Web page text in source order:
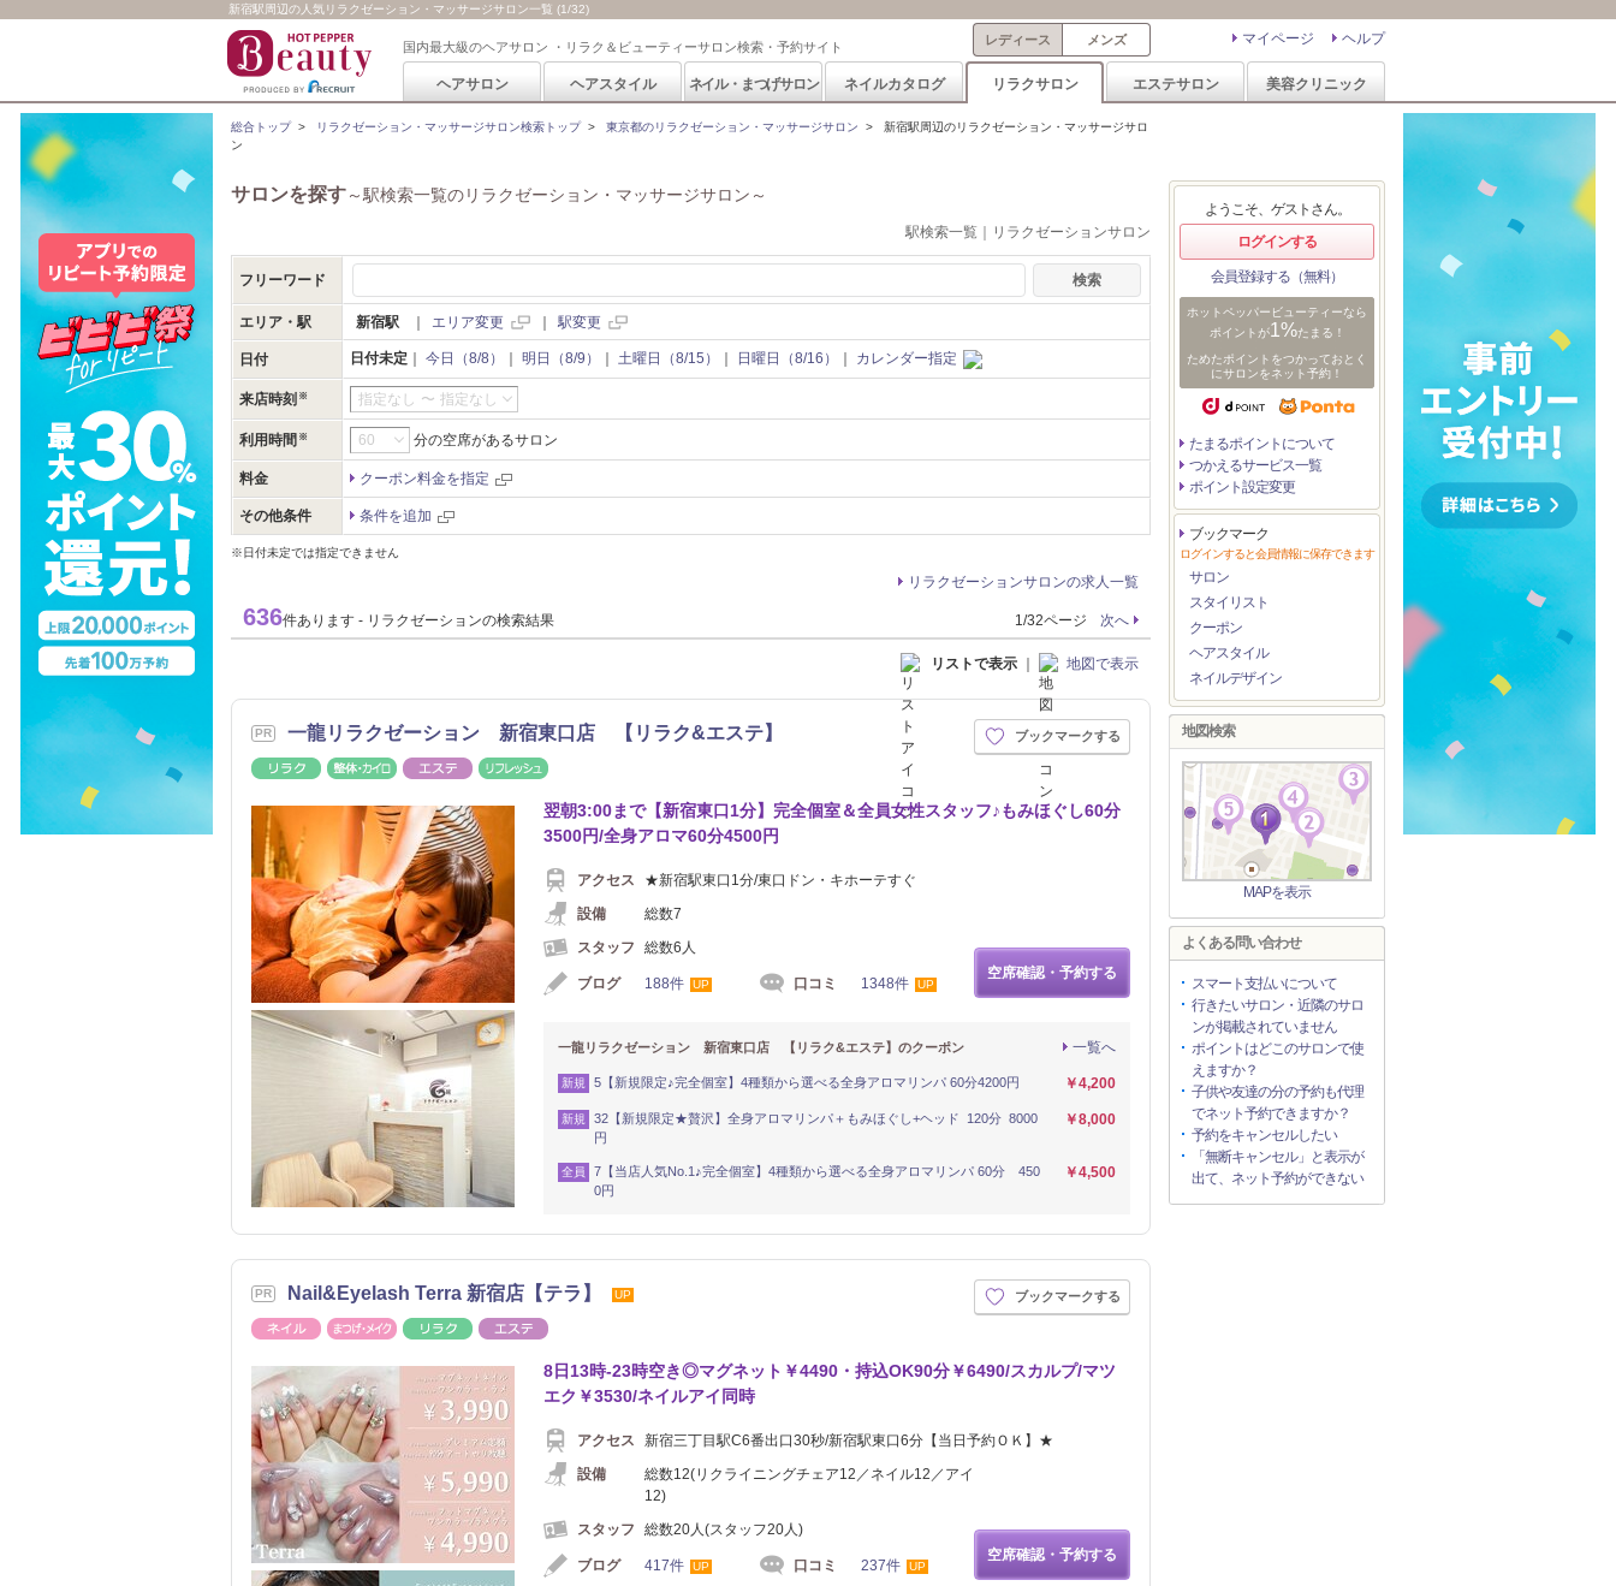
新宿駅周辺の人気リラクゼーション・マッサージサロン一覧 (1/32)
国内最大級のヘアサロン ・リラク＆ビューティーサロン検索・予約サイト ヘルプ
マイページ
レディース メンズ
ヘアサロン ヘアスタイル ネイル・まつげサロン ネイルカタログ リラクサロン エステサロン 美容クリニック
総合トップ> リラクゼーション・マッサージサロン検索トップ> 東京都のリラクゼーション・マッサージサロン > 新宿駅周辺のリラクゼーション・マッサージサロ
ン
サロンを探す～駅検索一覧のリラクゼーション・マッサージサロン～
駅検索一覧｜リラクゼーションサロン
フリーワード
エリア・駅 新宿駅 エリア変更 駅変更
日付 日付未定 今日（8/8） 明日（8/9） 土曜日（8/15） 日曜日（8/16） カレンダー指定
来店時刻 指定なし 〜 指定なし
利用時間 分の空席があるサロン
料金 クーポン料金を指定
その他条件 条件を追加
※日付未定では指定できません
リラクゼーションサロンの求人一覧
636件あります - リラクゼーションの検索結果 1/32ページ 次へ
リストで表示 ｜ 地図で表示
一龍リラクゼーション 新宿東口店 【リラク&エステ】
リラク 整体・カイロエステ
ブックマークする
翌朝3:00まで【新宿東口1分】完全個室＆全員女性スタッフ♪もみほぐし60分
3500円/全身アロマ60分4500円
アクセス
★新宿駅東口1分/東口ドン・キホーテすぐ
設備
総数7
スタッフ
総数6人
ブログ 188件 UP 口コミ 1348件 UP
空席確認・予約する
一覧へ
一龍リラクゼーション 新宿東口店 【リラク&エステ】のクーポン
新規 5【新規限定♪完全個室】4種類から選べる全身アロマリンパ 60分4200円 ￥4,200
新規
32【新規限定★贅沢】全身アロマリンパ＋もみほぐし+ヘッド 120分 8000
円
￥8,000
全員
7【当店人気No.1♪完全個室】4種類から選べる全身アロマリンパ 60分 450
0円
￥4,500
Nail&Eyelash Terra 新宿店【テラ】 UP
ネイル まつげ・メイクリラク
ブックマークする
8日13時-23時空き◎マグネット￥4490・持込OK90分￥6490/スカルプ/マツ
エク￥3530/ネイルアイ同時
アクセス
新宿三丁目駅C6番出口30秒/新宿駅東口6分【当日予約ＯＫ】★
設備
総数12(リクライニングチェア12／ネイル12／アイ
12)
スタッフ
総数20人(スタッフ20人)
ブログ 417件 UP 口コミ 237件 UP
空席確認・予約する
ようこそ、ゲストさん。
ログインする
会員登録する（無料）
ホットペッパービューティーなら
ポイントが1%たまる！
ためたポイントをつかっておとく
にサロンをネット予約！
たまるポイントについて
つかえるサービス一覧
ポイント設定変更
ブックマーク
ログインすると会員情報に保存できます
サロン
スタイリスト
クーポン
ヘアスタイル
ネイルデザイン
地図検索
MAPを表示
よくある問い合わせ
スマート支払いについて
行きたいサロン・近隣のサロ
ンが掲載されていません
ポイントはどこのサロンで使
えますか？
子供や友達の分の予約も代理
でネット予約できますか？
予約をキャンセルしたい
「無断キャンセル」と表示が
出て、ネット予約ができない